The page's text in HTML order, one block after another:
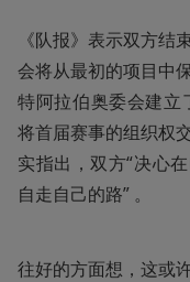
《队报》表示双方
会将从最初的项目中
特阿拉伯奥委会建立
将首届赛事的组织权
实指出，双方“决心
自走自己的路” 。
往好的方面想，这或